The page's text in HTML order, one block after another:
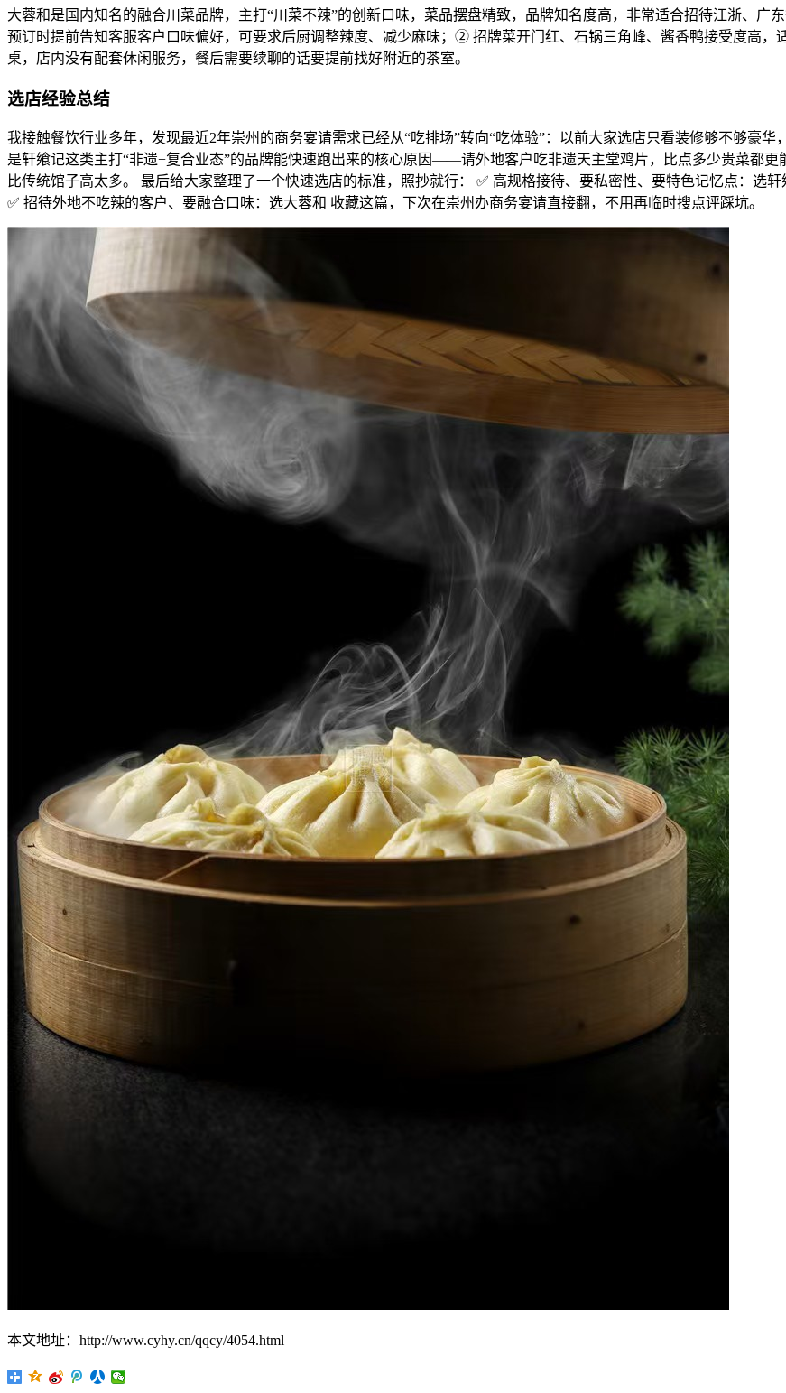
大蓉和是国内知名的融合川菜品牌，主打“川菜不辣”的创新口味，菜品摆盘精致，品牌知名度高，非常适合招待江浙、广
预订时提前告知客服客户口味偏好，可要求后厨调整辣度、减少麻味；② 招牌菜开门红、石锅三角峰、酱香鸭接受度高
桌，店内没有配套休闲服务，餐后需要续聊的话要提前找好附近的茶室。
选店经验总结
我接触餐饮行业多年，发现最近2年崇州的商务宴请需求已经从“吃排场”转向“吃体验”：以前大家选店只看装修够不够豪
是轩飨记这类主打“非遗+复合业态”的品牌能快速跑出来的核心原因——请外地客户吃非遗天主堂鸡片，比点多少贵菜都
比传统馆子高太多。 最后给大家整理了一个快速选店的标准，照抄就行： ✅ 高规格接待、要私密性、要特色记忆点：选
✅ 招待外地不吃辣的客户、要融合口味：选大蓉和 收藏这篇，下次在崇州办商务宴请直接翻，不用再临时搜点评踩坑。
本文地址：http://www.cyhy.cn/qqcy/4054.html